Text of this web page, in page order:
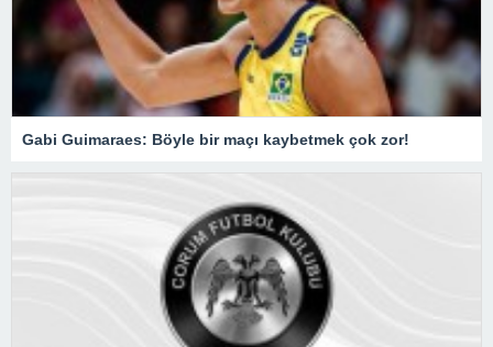
Gabi Guimaraes: Böyle bir maçı kaybetmek çok zor!